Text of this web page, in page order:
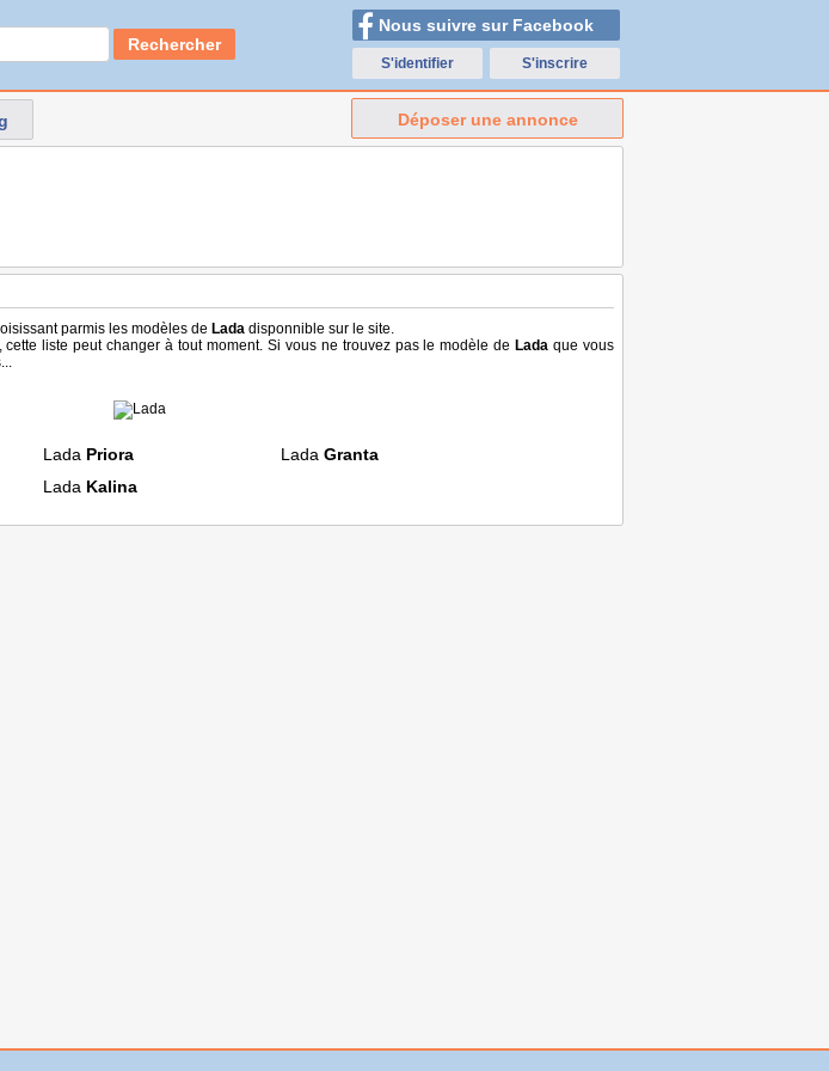
Rechercher
Nous suivre sur Facebook
S'identifier S'inscrire
Déposer une annonce
parmis les modèles de Lada disponnible sur le site.
liste peut changer à tout moment. Si vous ne trouvez pas le modèle de Lada que vous
Lada Priora Lada Granta
Lada Kalina